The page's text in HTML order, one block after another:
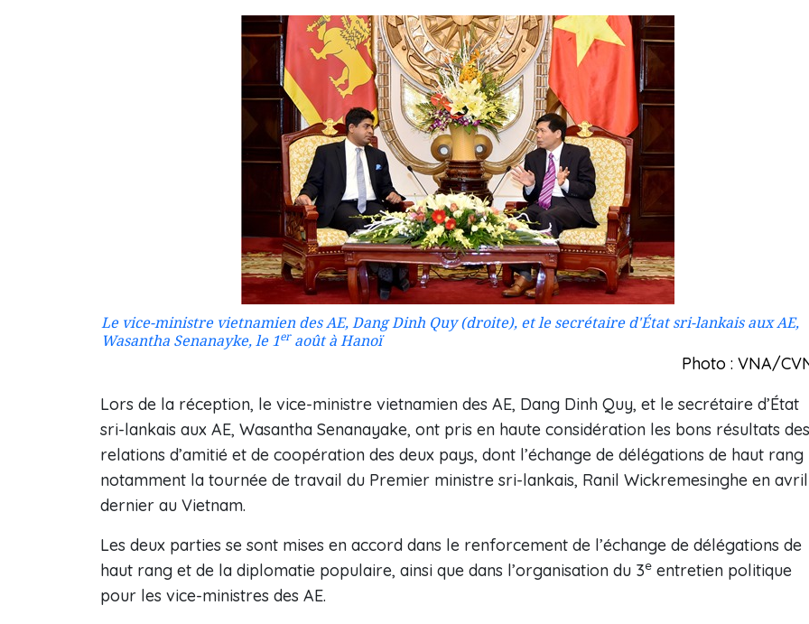
Le vice-ministre vietnamien des AE, Dang Dinh Quy (droite), et le secrétaire d'État sri-lankais aux AE,
Wasantha Senanayke, le 1eraoût à Hanoï
Photo : VNA/
Lors de la réception, le vice-ministre vietnamien des AE, Dang Dinh Quy, et le secrétaire d’État
sri-lankais aux AE, Wasantha Senanayake, ont pris en haute considération les bons résultats des
relations d’amitié et de coopération des deux pays, dont l’échange de délégations de haut rang
notamment la tournée de travail du Premier ministre sri-lankais, Ranil Wickremesinghe en avril
dernier au Vietnam.
Les deux parties se sont mises en accord dans le renforcement de l’échange de délégations de
haut rang et de la diplomatie populaire, ainsi que dans l’organisation du 3e entretien politique
pour les vice-ministres des AE.